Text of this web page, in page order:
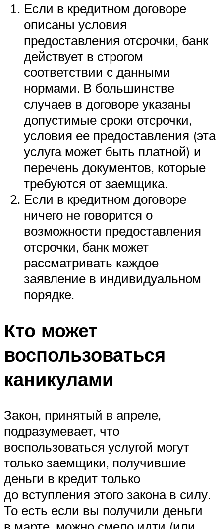
Если в кредитном договоре
описаны условия
предоставления отсрочки, банк
действует в строгом
соответствии с данными
нормами. В большинстве
случаев в договоре указаны
допустимые сроки отсрочки,
условия ее предоставления (эта
услуга может быть платной) и
перечень документов, которые
требуются от заемщика.
Если в кредитном договоре
ничего не говорится о
возможности предоставления
отсрочки, банк может
рассматривать каждое
заявление в индивидуальном
порядке.
Кто может
воспользоваться
каникулами
Закон, принятый в апреле,
подразумевает, что
воспользоваться услугой могут
только заемщики, получившие
деньги в кредит только
до вступления этого закона в силу.
То есть если вы получили деньги